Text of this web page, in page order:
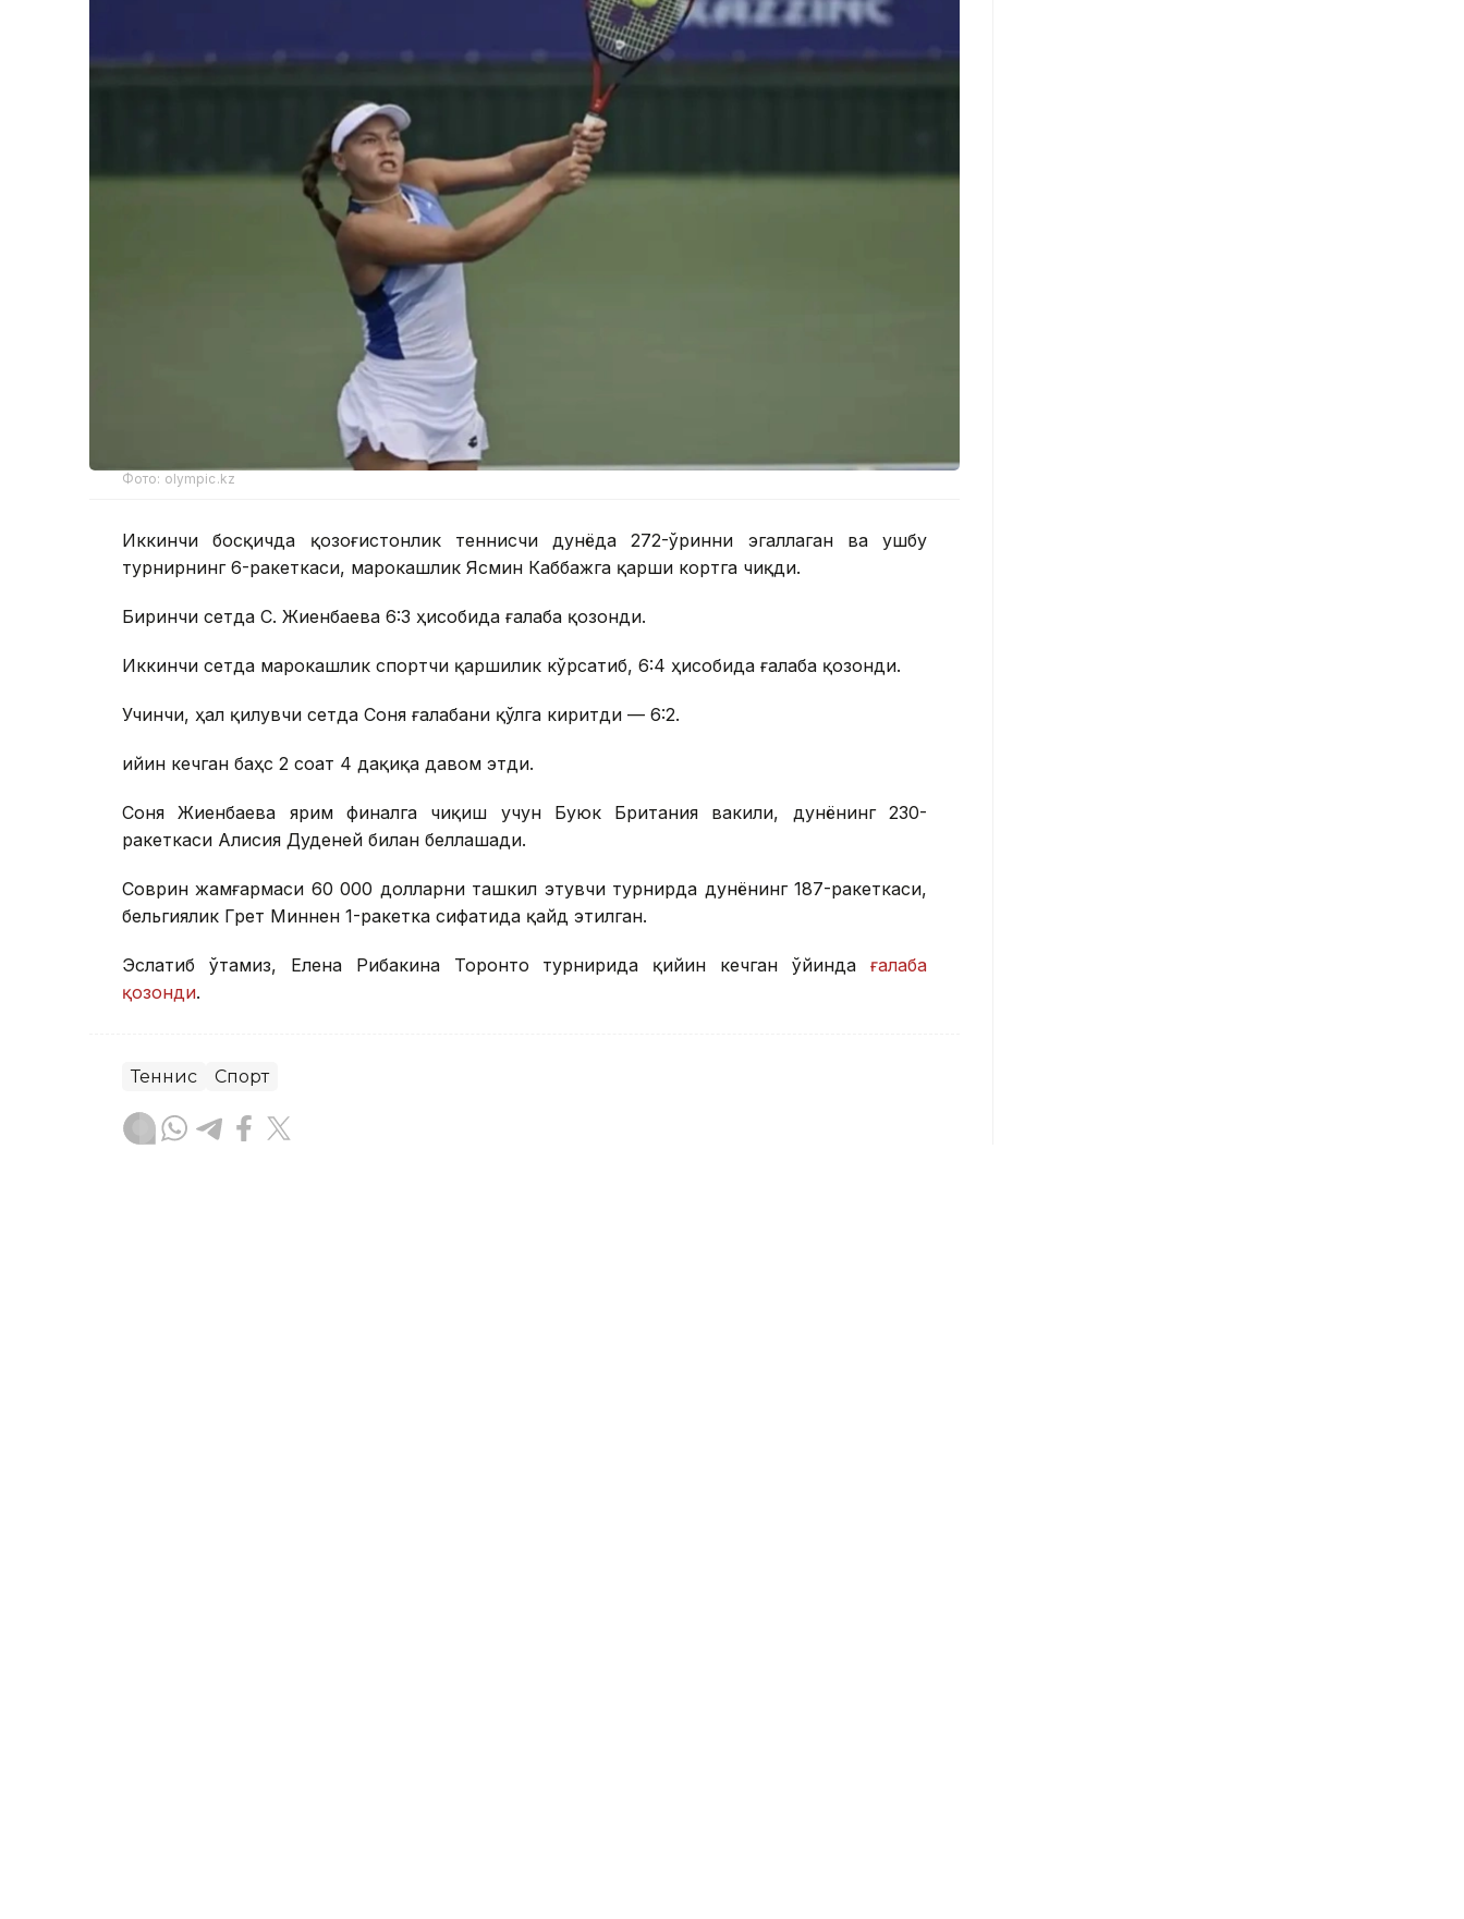
Фото: olympic.kz
Иккинчи босқичда қозоғистонлик теннисчи дунёда 272-ўринни эгаллаган ва ушбу
турнирнинг 6-ракеткаси, марокашлик Ясмин Каббажга қарши кортга чиқди.
Биринчи сетда С. Жиенбаева 6:3 ҳисобида ғалаба қозонди.
Иккинчи сетда марокашлик спортчи қаршилик кўрсатиб, 6:4 ҳисобида ғалаба қозонди.
Учинчи, ҳал қилувчи сетда Соня ғалабани қўлга киритди — 6:2.
Қийин кечган баҳс 2 соат 4 дақиқа давом этди.
Соня Жиенбаева ярим финалга чиқиш учун Буюк Британия вакили, дунёнинг 230-
ракеткаси Алисия Дуденей билан беллашади.
Соврин жамғармаси 60 000 долларни ташкил этувчи турнирда дунёнинг 187-ракеткаси,
бельгиялик Грет Миннен 1-ракетка сифатида қайд этилган.
Эслатиб ўтамиз, Елена Рибакина Торонто турнирида қийин кечган ўйинда ғалаба
қозонди.
Теннис Спорт